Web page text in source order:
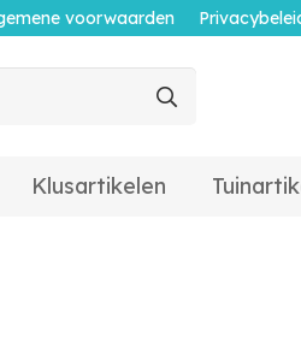
voorwaarden
Klusartikelen